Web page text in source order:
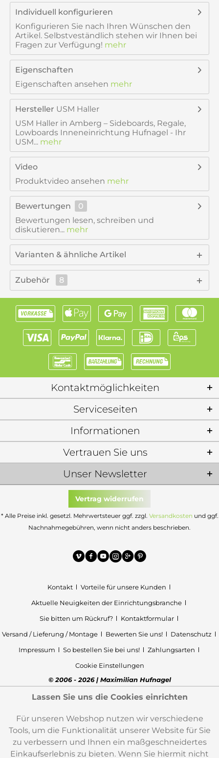
Individuell konfigurieren
Konfigurieren Sie nach Ihren Wünschen den
Artikel. Selbstveständlich stehen wir Ihnen bei
Fragen zur Verfügung! mehr
Eigenschaften
Eigenschaften ansehen mehr
Hersteller USM Haller
USM Haller in Amberg – Sideboards, Regale,
Lowboards Inneneinrichtung Hufnagel - Ihr
USM... mehr
Video
Produktvideo ansehen mehr
Bewertungen
0
Bewertungen lesen, schreiben und
diskutieren... mehr
Varianten & ähnliche Artikel
Zubehör 8
Kontaktmöglichkeiten
Serviceseiten
Informationen
Unser Newsletter
Vertrauen Sie uns
Vertrag widerrufen
* Alle Preise inkl. gesetzl. Mehrwertsteuer ggf. zzgl. Versandkosten und ggf.
Nachnahmegebühren, wenn nicht anders beschrieben.
Kontakt
Vorteile für unsere Kunden
Aktuelle Neuigkeiten der Einrichtungsbranche
Sie bitten um Rückruf?
Kontaktformular
Versand / Lieferung / Montage
Bewerten Sie uns!
Datenschutz
Impressum
So bestellen Sie bei uns!
Zahlungsarten
Cookie Einstellungen
© 2006 - 2026 | Maximilian Hufnagel
Lassen Sie uns die Cookies einrichten
Für unseren Webshop nutzen wir verschiedene
Tools, um die Funktionalität unserer Website für Sie
zu verbessern und Ihnen ein maßgeschneidertes
Einkaufserlebnis zu bieten. Wenn Sie hiermit nicht